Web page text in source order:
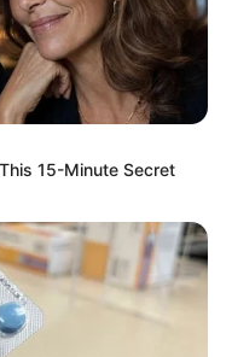
เขียน
รณาธิการ
15-Minute Secret